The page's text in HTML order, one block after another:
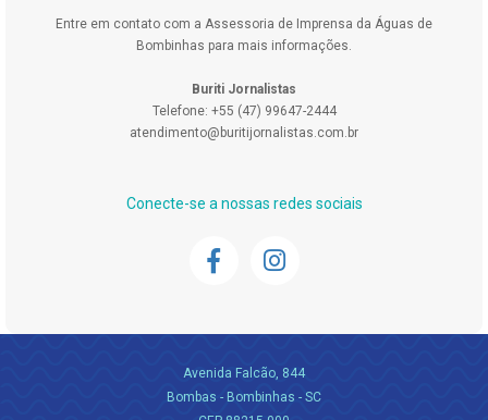
Entre em contato com a Assessoria de Imprensa da Águas de
Bombinhas para mais informações.
Buriti Jornalistas
Telefone: +55 (47) 99647-2444
atendimento@buritijornalistas.com.br
Conecte-se a nossas redes sociais
Avenida Falcão, 844
Bombas - Bombinhas - SC